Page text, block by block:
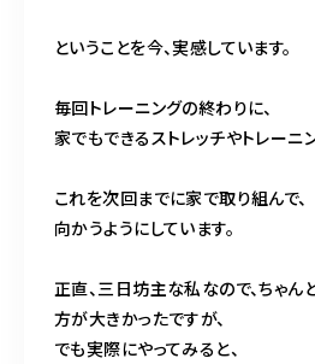
ということを今、実感しています。
毎回トレーニングの終わりに、
家でもできるストレッチやトレーニ
これを次回までに家で取り組んで、
向かうようにしています。
正直、三日坊主な私なので、ちゃ
方が大きかったですが、
でも実際にやってみると、